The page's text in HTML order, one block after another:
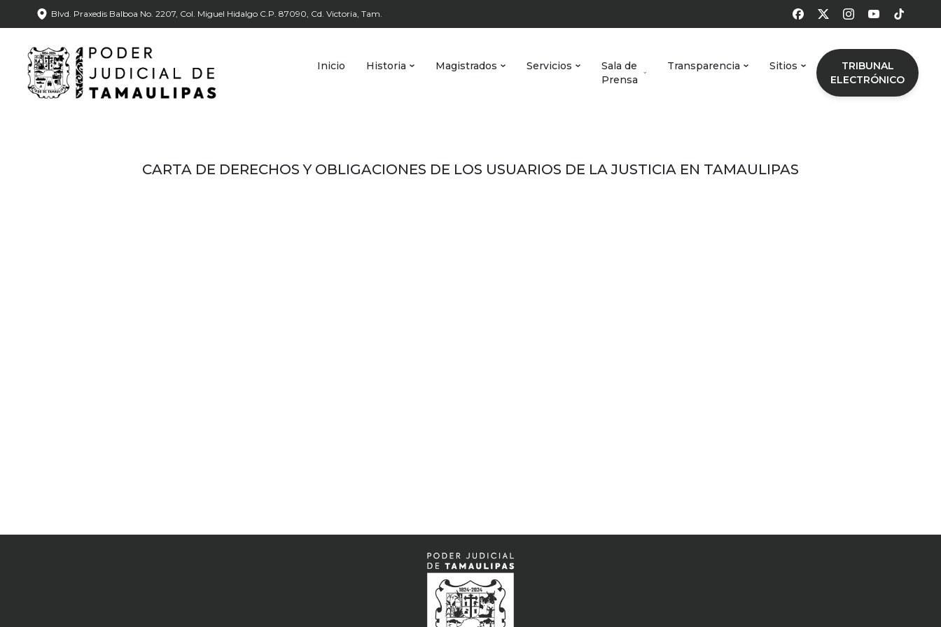
Blvd. Praxedis Balboa No. 2207, Col. Miguel Hidalgo C.P. 87090, Cd. Victoria, Tam.
Inicio Historia Magistrados Servicios
Sala de
Prensa
Transparencia Sitios
TRIBUNAL
ELECTRÓNICO
CARTA DE DERECHOS Y OBLIGACIONES DE LOS USUARIOS DE LA JUSTICIA EN TAMAULIPAS